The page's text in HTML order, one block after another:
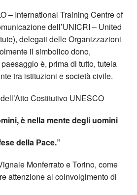
– International Training Centre of
dell’UNICRI – United
delegati delle Organizzazioni
il simbolico dono,
è, prima di tutto, tutela
tra istituzioni e società civile.
Costitutivo UNESCO
è nella mente degli uomini
della Pace.”
Monferrato e Torino, come
attenzione al coinvolgimento di